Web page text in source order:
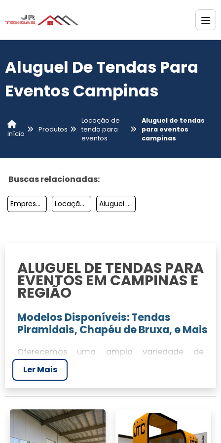
Aluguel De Tendas Para
Eventos Campinas
Início
Produtos
Locação de
tenda para
eventos
Aluguel de tendas
para eventos
campinas
Buscas relacionadas:
Empresa De Locação De Tendas Locação De Tendas Para Eventos Sp Aluguel De Tendas Para Casamento Preço
ALUGUEL DE TENDAS PARA
EVENTOS EM CAMPINAS E
REGIÃO
Modelos Disponíveis: Tendas
Piramidais, Chapéu de Bruxa, e Mais
Oferecemos uma ampla variedade de
modelos de tendas, incluindo as populares
tendas piramidais e o charmoso modelo
chapéu de bruxa. Nossas soluções são ideais
uma estrutura robusta e elegante.
Regiões Atendidas: Campinas,
Ler Mais